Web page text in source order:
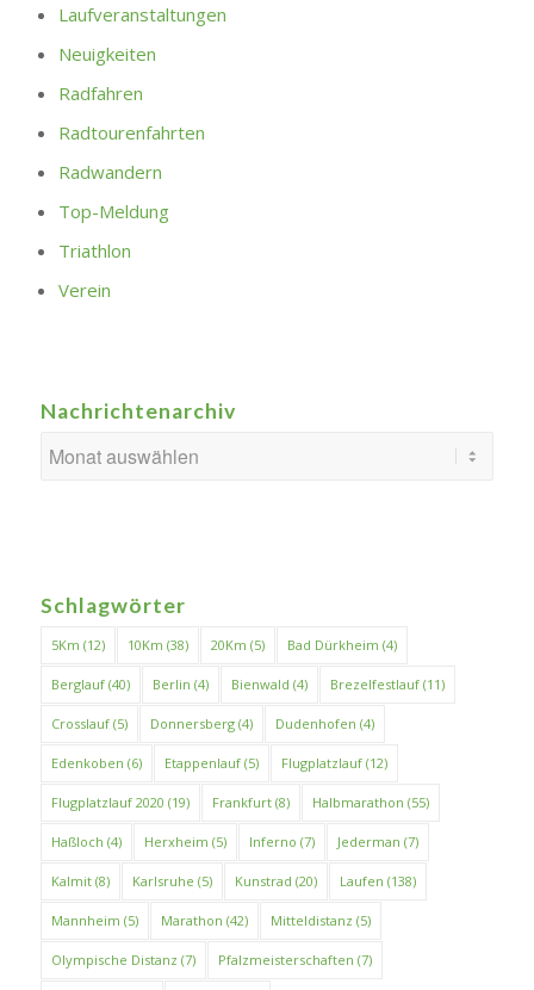
Laufveranstaltungen
Neuigkeiten
Radfahren
Radtourenfahrten
Radwandern
Top-Meldung
Triathlon
Verein
Nachrichtenarchiv
Schlagwörter
5Km (12) 10Km (38) 20Km (5) Bad Dürkheim (4)
Berglauf(40) Berlin (4) Bienwald (4) Brezelfestlauf(11)
Crosslauf(5) Donnersberg(4) Dudenhofen (4)
Edenkoben (6) Etappenlauf(5) Flugplatzlauf(12)
Flugplatzlauf 2020 (19) Frankfurt(8) Halbmarathon (55)
Haßloch (4) Herxheim (5) Inferno (7) Jederman (7)
Kalmit(8) Karlsruhe (5) Kunstrad (20) Laufen (138)
Mannheim (5) Marathon (42) Mitteldistanz (5)
Olympische Distanz (7) Pfalzmeisterschaften (7)